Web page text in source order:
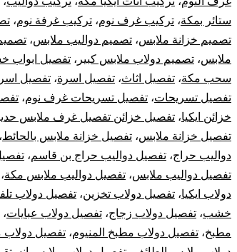
قطع
أثاث
أيكيا
ستائر بمكة، تركيب غرف نوم، تركيب غرفة نوم،
تصميم خزانة ملابس، تصميم دواليب ملابس،
ملابس، تصميم دولاب ملابس كبير ، تفصيل ابواب
سحب مكة، تفصيل اثاث، تفصيل اسرة، تفصيل
تفصيل تسريحات، تفصيل تسريحات غرف نوم،
خزائن ايكيا، تفصيل خزائن تفصيل غرف ملابس
تفصيل خزانة ملابس، تفصيل خزانة ملابس بالحائط،
دواليب حراج، تفصيل دواليب حراج بن قاسم،
تفصيل دواليب ملابس، تفصيل دواليب ملابس مكة،
دولاب ايكيا، تفصيل دولاب تخزين، تفصيل دولاب
خشب، تفصيل دولاب زجاج، تفصيل دولاب عبايات،
مطبخ، تفصيل دولاب مطبخ المنيوم، تفصيل